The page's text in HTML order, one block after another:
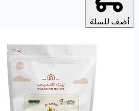
أضف للسلة